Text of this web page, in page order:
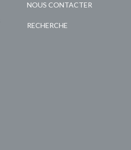
NOUS CONTACTER
RECHERCHE